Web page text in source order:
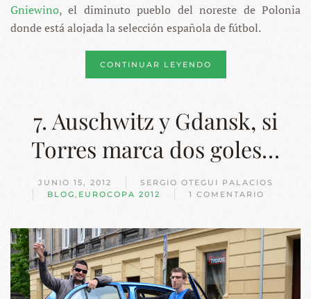
Gniewino, el diminuto pueblo del noreste de Polonia
donde está alojada la selección española de fútbol.
CONTINUAR LEYENDO
7. Auschwitz y Gdansk, si
Torres marca dos goles…
JUNIO 15, 2012
SERGIO OTEGUI PALACIOS
BLOG , EUROCOPA 2012 1 COMENTARIO
EN
Y
GDANSK,
TORRES
MARCA
DOS